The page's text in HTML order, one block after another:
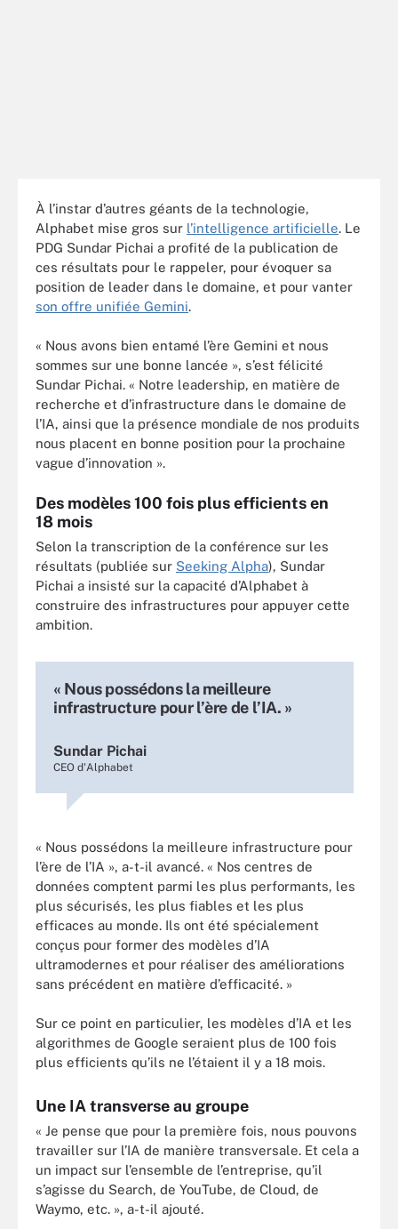
À l’instar d’autres géants de la technologie,
Alphabet mise gros sur l’intelligence artificielle. Le
PDG Sundar Pichai a profité de la publication de
ces résultats pour le rappeler, pour évoquer sa
position de leader dans le domaine, et pour vanter
son offre unifiée Gemini.
« Nous avons bien entamé l’ère Gemini et nous
sommes sur une bonne lancée », s’est félicité
Sundar Pichai. « Notre leadership, en matière de
recherche et d’infrastructure dans le domaine de
l’IA, ainsi que la présence mondiale de nos produits
nous placent en bonne position pour la prochaine
vague d’innovation ».
Des modèles 100 fois plus efficients en
18 mois
Selon la transcription de la conférence sur les
résultats (publiée sur Seeking Alpha), Sundar
Pichai a insisté sur la capacité d’Alphabet à
construire des infrastructures pour appuyer cette
ambition.
« Nous possédons la meilleure
infrastructure pour l’ère de l’IA. »
Sundar Pichai
CEO d'Alphabet
« Nous possédons la meilleure infrastructure pour
l’ère de l’IA », a-t-il avancé. « Nos centres de
données comptent parmi les plus performants, les
plus sécurisés, les plus fiables et les plus
efficaces au monde. Ils ont été spécialement
conçus pour former des modèles d’IA
ultramodernes et pour réaliser des améliorations
sans précédent en matière d’efficacité. »
Sur ce point en particulier, les modèles d’IA et les
algorithmes de Google seraient plus de 100 fois
plus efficients qu’ils ne l’étaient il y a 18 mois.
Une IA transverse au groupe
« Je pense que pour la première fois, nous pouvons
travailler sur l’IA de manière transversale. Et cela a
un impact sur l’ensemble de l’entreprise, qu’il
s’agisse du Search, de YouTube, de Cloud, de
Waymo, etc. », a-t-il ajouté.